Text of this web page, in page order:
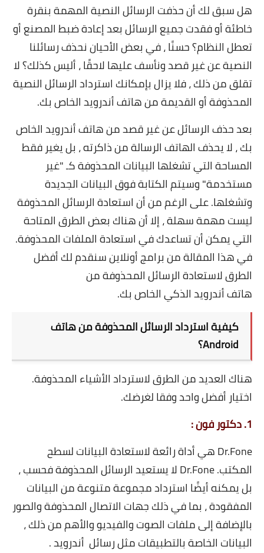
هل سبق لك أن حذفت الرسائل النصية المهمة بنقرة
خاطئة أو فقدت جميع الرسائل بعد إعادة ضبط المصنع أو
تعطل النظام؟ حسنًا ، في بعض الأحيان نحذف رسائلنا
النصية عن غير قصد ونأسف عليها لاحقًا ، أليس كذلك؟ لا
تقلق من ذلك ، فلا يزال بإمكانك استرداد الرسائل النصية
المحذوفة أو القديمة من هاتف أندرويد الخاص بك.
بعد حذف الرسائل عن غير قصد من هاتف أندرويد الخاص
بك ، لا يحذف الهاتف الرسالة من ذاكرته ، بل يغير فقط
المساحة التي تشغلها البيانات المحذوفة كـ "غير
مستخدمة" وسيتم الكتابة فوق البيانات الجديدة
وتشغلها. على الرغم من أن استعادة الرسائل المحذوفة
ليست مهمة سهلة ، إلا أن هناك بعض الطرق المتاحة
التي يمكن أن تساعدك في استعادة الملفات المحذوفة.
في هذا المقالة من برامج أونلاين سنقدم ​​لك أفضل
الطرق لاستعادة الرسائل المحذوفة من
هاتف أندرويد الذكي الخاص بك.
كيفية استرداد الرسائل المحذوفة من هاتف
Android؟
هناك العديد من الطرق لاسترداد الأشياء المحذوفة.
اختيار أفضل واحد وفقا لغرضك.
1. دكتور فون:
Dr.Fone هي أداة رائعة لاستعادة البيانات لسطح
المكتب. Dr.Fone لا يستعيد الرسائل المحذوفة فحسب ،
بل يمكنه أيضًا استرداد مجموعة متنوعة من البيانات
المفقودة ، بما في ذلك جهات الاتصال المحذوفة والصور
بالإضافة إلى ملفات الصوت والفيديو والأهم من ذلك ،
البيانات الخاصة بالتطبيقات مثل رسائل أندرويد .